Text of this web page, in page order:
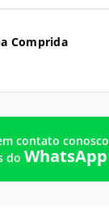
Comprida
contato conosco
do WhatsApp